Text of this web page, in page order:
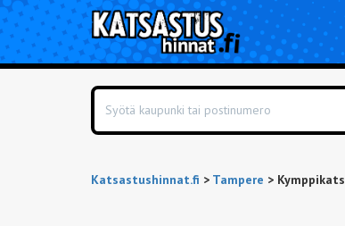
Katsastushinnat.fi > Tampere >